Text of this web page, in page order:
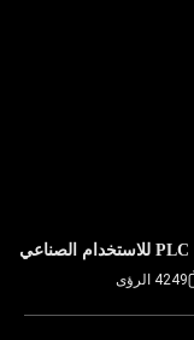
4249 الرؤى